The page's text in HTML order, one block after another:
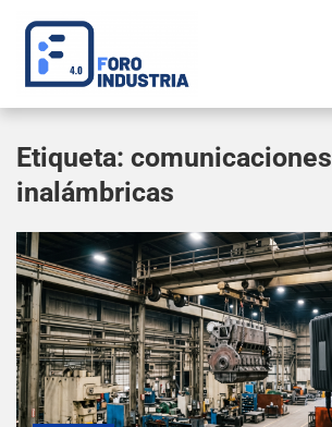
Etiqueta: comunicaciones
inalámbricas